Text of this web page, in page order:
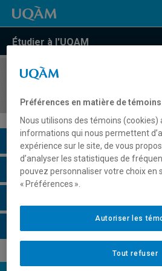
Étudier à l'UQAM
COURS//
Description du cours
Horaire - Été 2026
Préférences en matière de témoins
Nous utilisons des témoins (cookies)
informations qui nous permettent
expérience sur le site, de vous
d’analyser les statistiques de
pouvez personnaliser votre choix en
« Préférences ».
Tout refuser
Autoriser les